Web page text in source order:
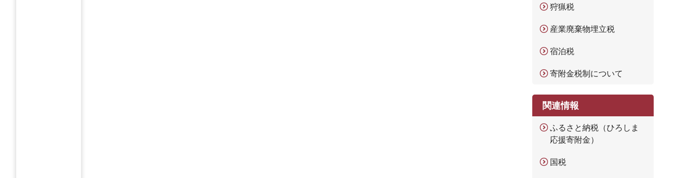
狩猟税
産業廃棄物埋立税
宿泊税
寄附金税制について
関連情報
ふるさと納税（ひろしま
応援寄附金）
国税